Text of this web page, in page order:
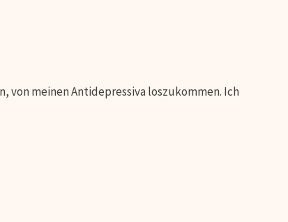
von meinen Antidepressiva loszukommen. Ich